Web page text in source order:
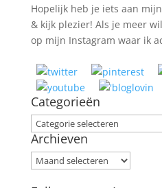
Hopelijk heb je iets aan
& kijk plezier! Als je meer
op mijn Instagram waar ik
Categorieën
Categorieën
Archieven
Archieven